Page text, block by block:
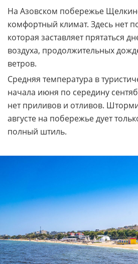
На Азовском побережье
комфортный климат. Здесь нет
которая заставляет прятаться
воздуха, продолжительных
ветров.
Средняя температура в
начала июня по середину
нет приливов и отливов.
августе на побережье дует
полный штиль.